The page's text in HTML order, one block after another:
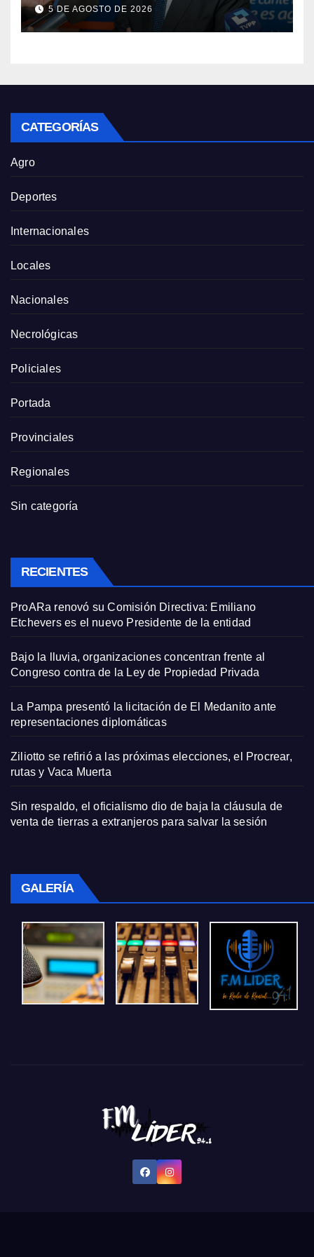
5 DE AGOSTO DE 2026
CATEGORÍAS
Agro
Deportes
Internacionales
Locales
Nacionales
Necrológicas
Policiales
Portada
Provinciales
Regionales
Sin categoría
RECIENTES
ProARa renovó su Comisión Directiva: Emiliano
Etchevers es el nuevo Presidente de la entidad
Bajo la lluvia, organizaciones concentran frente al
Congreso contra de la Ley de Propiedad Privada
La Pampa presentó la licitación de El Medanito ante
representaciones diplomáticas
Ziliotto se refirió a las próximas elecciones, el Procrear,
rutas y Vaca Muerta
Sin respaldo, el oficialismo dio de baja la cláusula de
venta de tierras a extranjeros para salvar la sesión
GALERÍA